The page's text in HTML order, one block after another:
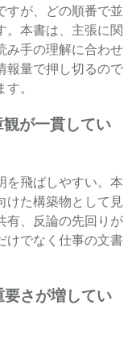
すが、どの順番で並
。本書は、主張に関
み手の理解に合わせ
報量で押し切るので
。
が一貫してい
を飛ばしやすい。本
けた構築物として見
有、反論の先回りが
けでなく仕事の文書
さが増してい